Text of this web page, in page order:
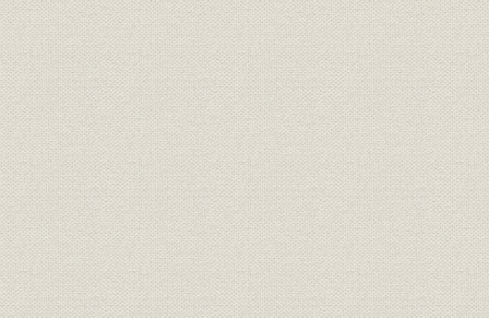
借入金と自己資本比率[連結]
売上高・経常利益・親会社株主に帰属する当期純利益・配当の推移[
総資産利益率・自己資本利益率・営業利益率の推移[連結]
セグメント別売上高・営業利益の推移[連結]
海外売上高の推移[連結]
従業員数の推移[連結]
主要経営指標